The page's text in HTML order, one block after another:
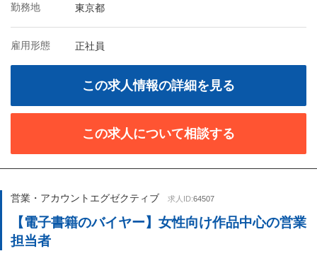
勤務地 東京都
雇用形態 正社員
この求人情報の詳細を見る
この求人について相談する
営業・アカウントエグゼクティブ 求人ID:64507
【電子書籍のバイヤー】女性向け作品中心の営業
担当者